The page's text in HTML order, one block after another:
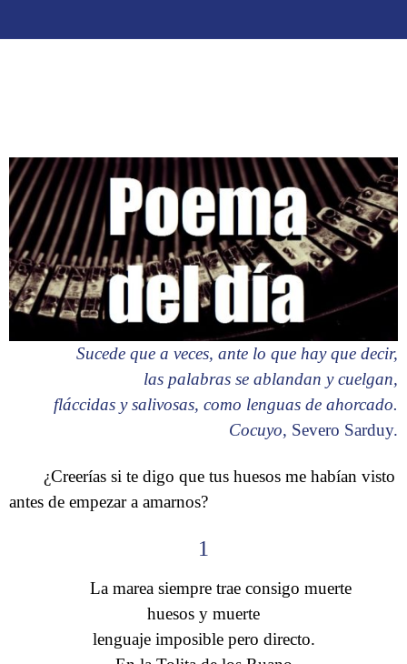
Sucede que a veces, ante lo que hay que decir,
las palabras se ablandan y cuelgan,
fláccidas y salivosas, como lenguas de ahorcado.
Cocuyo, Severo Sarduy.
¿Creerías si te digo que tus huesos me habían visto
antes de empezar a amarnos?
1
La marea siempre trae consigo muerte
huesos y muerte
lenguaje imposible pero directo.